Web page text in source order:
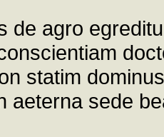
de agro
statim
aeterna sede